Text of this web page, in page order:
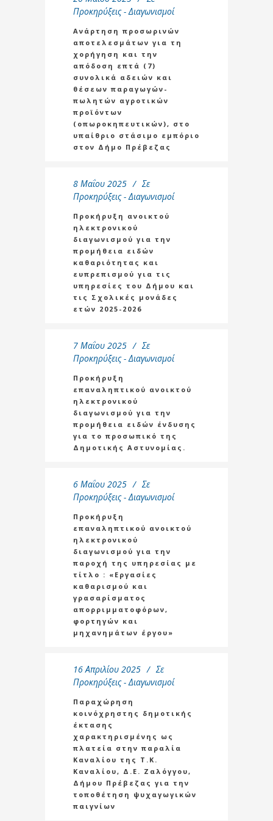
Προκηρύξεις - Διαγωνισμοί
Ανάρτηση προσωρινών
αποτελεσμάτων για τη
χορήγηση και την
απόδοση επτά (7)
συνολικά αδειών και
θέσεων παραγωγών-
πωλητών αγροτικών
προϊόντων
(οπωροκηπευτικών), στο
υπαίθριο στάσιμο εμπόριο
στον Δήμο Πρέβεζας
8 Μαΐου 2025
Σε
Προκηρύξεις - Διαγωνισμοί
Προκήρυξη ανοικτού
ηλεκτρονικού
διαγωνισμού για την
προμήθεια ειδών
καθαριότητας και
ευπρεπισμού για τις
υπηρεσίες του Δήμου και
τις Σχολικές μονάδες
ετών 2025-2026
7 Μαΐου 2025
Σε
Προκηρύξεις - Διαγωνισμοί
Προκήρυξη
επαναληπτικού ανοικτού
ηλεκτρονικού
διαγωνισμού για την
προμήθεια ειδών ένδυσης
για το προσωπικό της
Δημοτικής Αστυνομίας.
6 Μαΐου 2025
Σε
Προκηρύξεις - Διαγωνισμοί
Προκήρυξη
επαναληπτικού ανοικτού
ηλεκτρονικού
διαγωνισμού για την
παροχή της υπηρεσίας με
τίτλο : «Εργασίες
καθαρισμού και
γρασαρίσματος
απορριμματοφόρων,
φορτηγών και
μηχανημάτων έργου»
16 Απριλίου 2025
Σε
Προκηρύξεις - Διαγωνισμοί
Παραχώρηση
κοινόχρηστης δημοτικής
έκτασης
χαρακτηρισμένης ως
πλατεία στην παραλία
Καναλίου της Τ.Κ.
Καναλίου, Δ.Ε. Ζαλόγγου,
Δήμου Πρέβεζας για την
τοποθέτηση ψυχαγωγικών
παιγνίων